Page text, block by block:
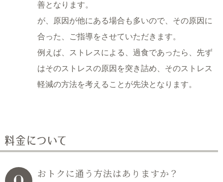
善となります。
が、原因が他にある場合も多いので、その原因に
合った、ご指導をさせていただきます。
例えば、ストレスによる、過食であったら、先ず
はそのストレスの原因を突き詰め、 そのストレス
軽減の方法を考えることが先決となります。
おトクに通う方法はありますか？